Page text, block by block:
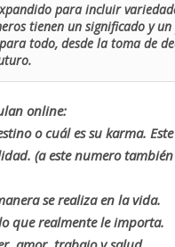
para incluir
tienen un significado y
todo, desde la toma de
online:
o cuál es su karma.
(a este numero
se realiza en la vida.
que realmente le importa.